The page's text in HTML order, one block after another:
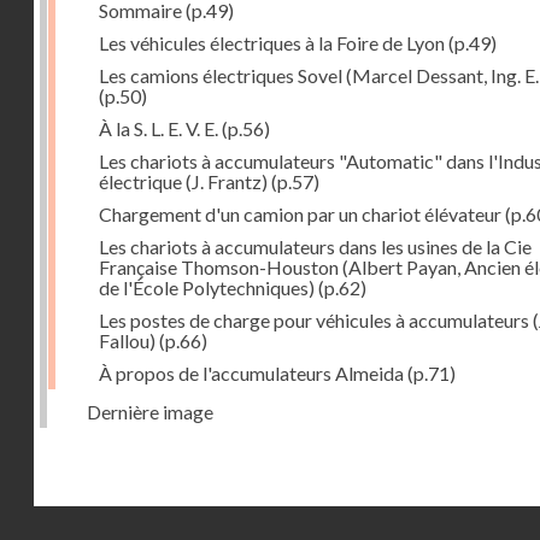
Sommaire(p.49)
Les véhicules électriques à la Foire de Lyon(p.49)
Les camions électriques Sovel (Marcel Dessant, Ing. E.
(p.50)
À la S. L. E. V. E. (p.56)
Les chariots à accumulateurs "Automatic" dans
électrique (J. Frantz) (p.57)
Chargement d'un camion par un chariot élévateur
Les chariots à accumulateurs dans les usines de la Cie
Française Thomson-Houston (Albert Payan, Ancien
de l'École Polytechniques) (p.62)
Les postes de charge pour véhicules à accumulateurs
Fallou) (p.66)
À propos de l'accumulateurs Almeida(p.71)
Dernière image